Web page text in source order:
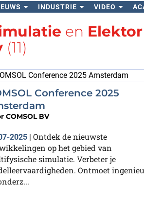
INDUSTRIE VIDEO
en Elektor
(11)
Conference 2025
COMSOL BV
2025 | Ontdek de nieuwste
op het gebied van
simulatie. Verbeter je
Ontmoet